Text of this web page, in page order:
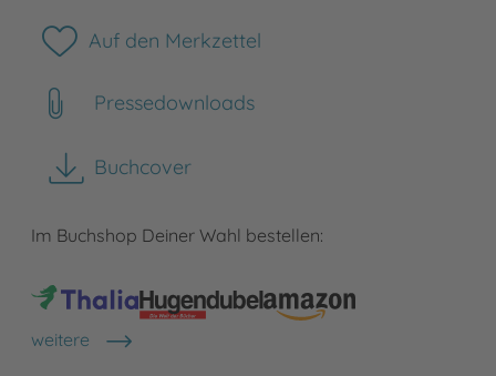
Auf den Merkzettel
Pressedownloads
Buchcover
herunterladen
Im Buchshop Deiner Wahl bestellen:
weitere
Shops anzeigen